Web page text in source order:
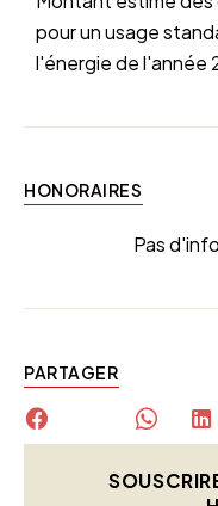
pour un usage
l'énergie de l'année
HONORAIRES
Pas
PARTAGER